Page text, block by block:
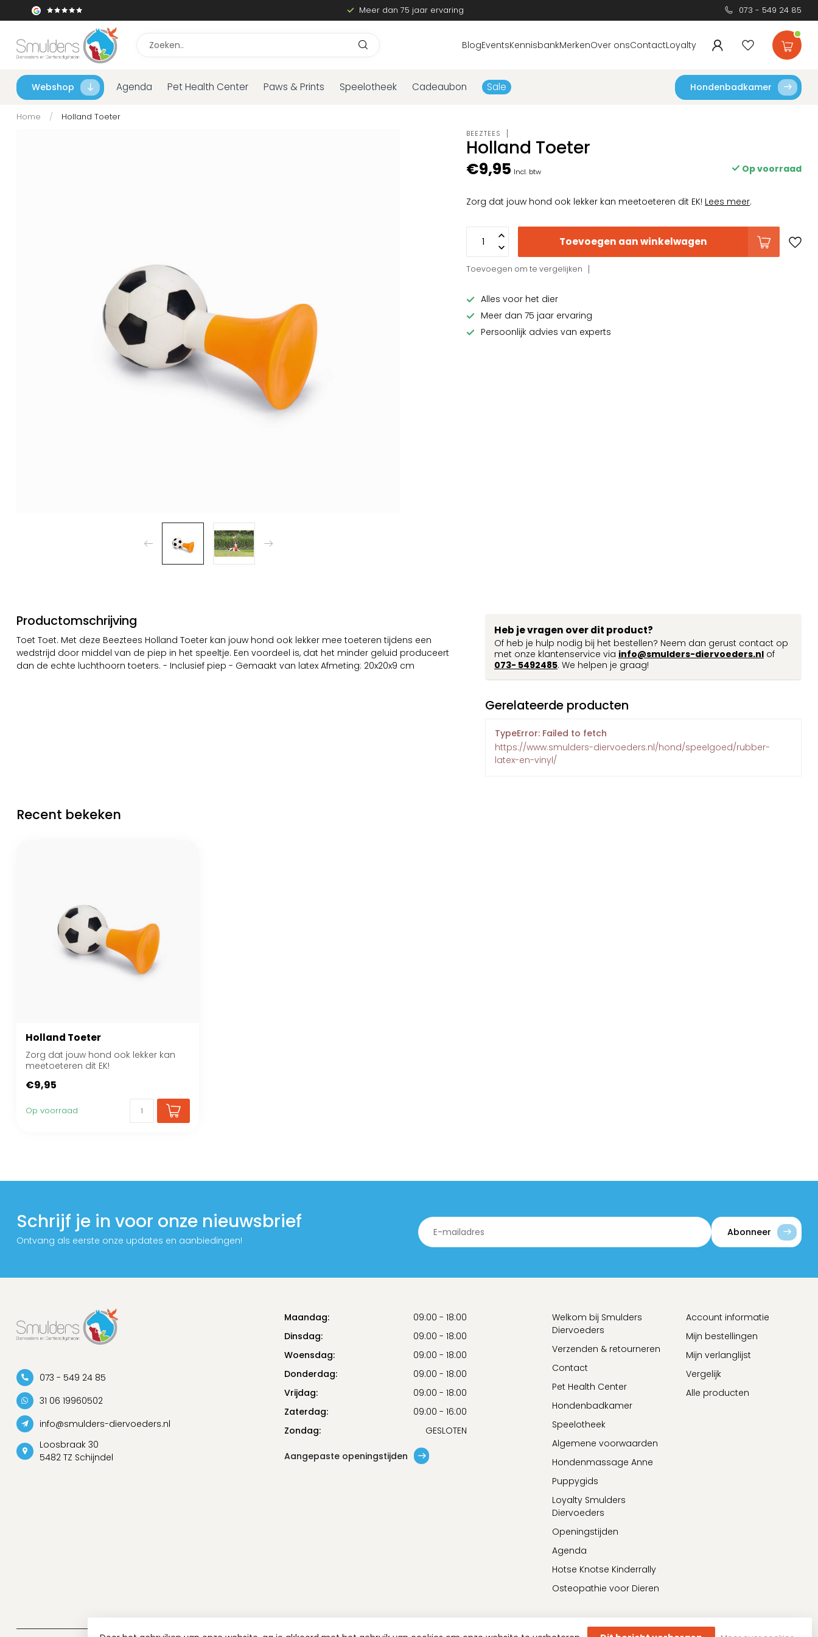
Meer dan 75 jaar ervaring 073 - 549 24 85
BlogEventsKennisbankMerkenOver onsContactLoyalty
Webshop Agenda Pet Health Center Paws & Prints Speelotheek Cadeaubon Sale Hondenbadkamer
Home / Holland Toeter
BEEZTEES
Holland Toeter
€9,95 Incl. btw Op voorraad
Zorg dat jouw hond ook lekker kan meetoeteren dit EK! Lees meer.
Toevoegen aan winkelwagen
Toevoegen om te vergelijken
Alles voor het dier
Meer dan 75 jaar ervaring
Persoonlijk advies van experts
Productomschrijving
Toet Toet. Met deze Beeztees Holland Toeter kan jouw hond ook lekker mee toeteren tijdens een
wedstrijd door middel van de piep in het speeltje. Een voordeel is, dat het minder geluid produceert
dan de echte luchthoorn toeters. - Inclusief piep - Gemaakt van latex Afmeting: 20x20x9 cm
Heb je vragen over dit product?
Of heb je hulp nodig bij het bestellen? Neem dan gerust contact op
met onze klantenservice via info@smulders-diervoeders.nl of
073- 5492485. We helpen je graag!
Gerelateerde producten
TypeError: Failed to fetch
https://www.smulders-diervoeders.nl/hond/speelgoed/rubber-
latex-en-vinyl/
Recent bekeken
Holland Toeter
Zorg dat jouw hond ook lekker kan
meetoeteren dit EK!
€9,95
Op voorraad
Schrijf je in voor onze nieuwsbrief
Ontvang als eerste onze updates en aanbiedingen!
Abonneer
073 - 549 24 85
31 06 19960502
info@smulders-diervoeders.nl
Loosbraak 30
5482 TZ Schijndel
Maandag:
09:00 - 18:00
Dinsdag:
09:00 - 18:00
Woensdag:
09:00 - 18:00
Donderdag:
09:00 - 18:00
Vrijdag:
09:00 - 18:00
Zaterdag:
09:00 - 16:00
Zondag:
GESLOTEN
Aangepaste openingstijden
Welkom bij Smulders
Diervoeders
Verzenden & retourneren
Contact
Pet Health Center
Hondenbadkamer
Speelotheek
Algemene voorwaarden
Hondenmassage Anne
Puppygids
Loyalty Smulders
Diervoeders
Openingstijden
Agenda
Hotse Knotse Kinderrally
Osteopathie voor Dieren
Account informatie
Mijn bestellingen
Mijn verlanglijst
Vergelijk
Alle producten